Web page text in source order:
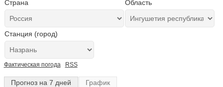
Страна Область
Станция (город)
Фактическая погода RSS
Прогноз на 7 дней График